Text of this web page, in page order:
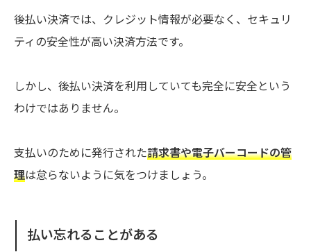
後払い決済では、クレジット情報が必要なく、セキュリ
ティの安全性が高い決済方法です。
しかし、後払い決済を利用していても完全に安全という
わけではありません。
支払いのために発行された請求書や電子バーコードの管
理は怠らないように気をつけましょう。
払い忘れることがある